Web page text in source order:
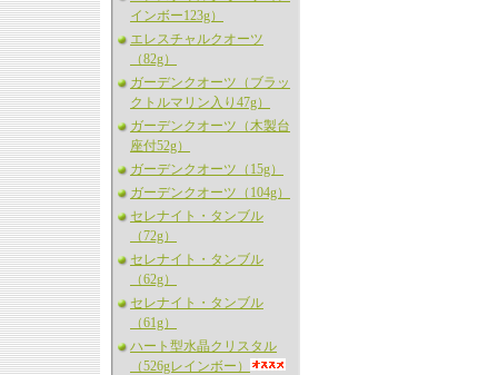
インボー123g）
エレスチャルクオーツ
（82g）
ガーデンクオーツ（ブラッ
クトルマリン入り47g）
ガーデンクオーツ（木製台
座付52g）
ガーデンクオーツ（15g）
ガーデンクオーツ（104g）
セレナイト・タンブル
（72g）
セレナイト・タンブル
（62g）
セレナイト・タンブル
（61g）
ハート型水晶クリスタル
（526gレインボー）